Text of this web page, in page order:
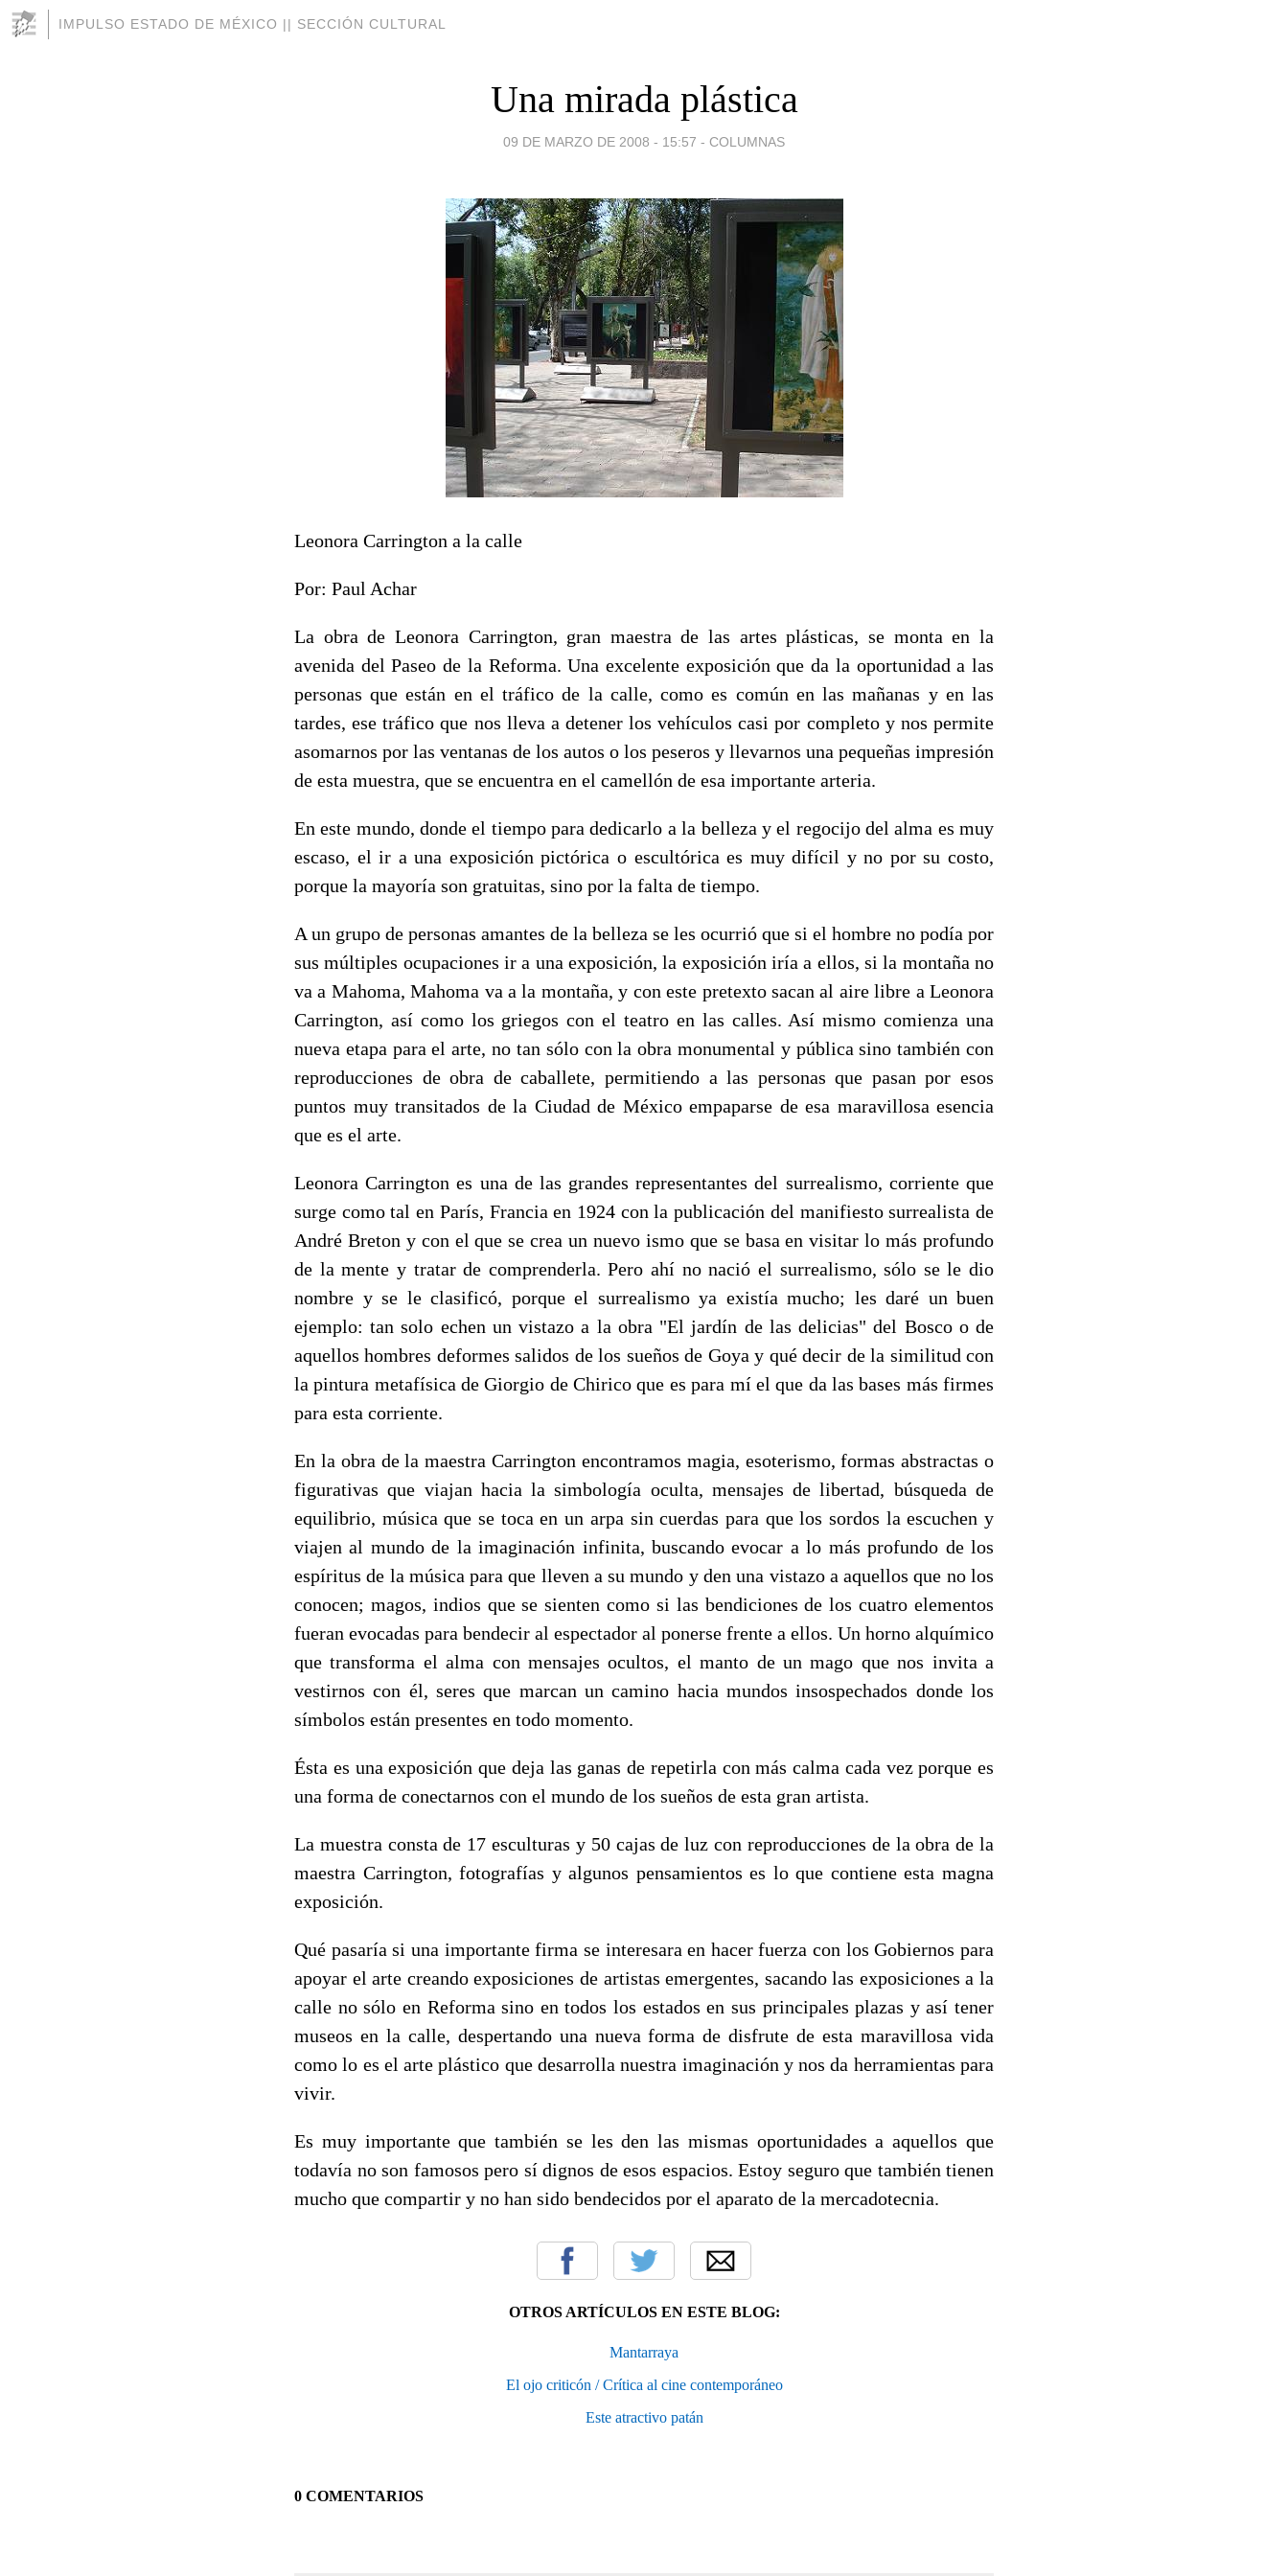
IMPULSO ESTADO DE MÉXICO || SECCIÓN CULTURAL
Una mirada plástica
09 DE MARZO DE 2008 - 15:57 - COLUMNAS
Leonora Carrington a la calle
Por: Paul Achar
La obra de Leonora Carrington, gran maestra de las artes plásticas, se monta en la
avenida del Paseo de la Reforma. Una excelente exposición que da la oportunidad a las
personas que están en el tráfico de la calle, como es común en las mañanas y en las
tardes, ese tráfico que nos lleva a detener los vehículos casi por completo y nos permite
asomarnos por las ventanas de los autos o los peseros y llevarnos una pequeñas impresión
de esta muestra, que se encuentra en el camellón de esa importante arteria.
En este mundo, donde el tiempo para dedicarlo a la belleza y el regocijo del alma es muy
escaso, el ir a una exposición pictórica o escultórica es muy difícil y no por su costo,
porque la mayoría son gratuitas, sino por la falta de tiempo.
A un grupo de personas amantes de la belleza se les ocurrió que si el hombre no podía por
sus múltiples ocupaciones ir a una exposición, la exposición iría a ellos, si la montaña no
va a Mahoma, Mahoma va a la montaña, y con este pretexto sacan al aire libre a Leonora
Carrington, así como los griegos con el teatro en las calles. Así mismo comienza una
nueva etapa para el arte, no tan sólo con la obra monumental y pública sino también con
reproducciones de obra de caballete, permitiendo a las personas que pasan por esos
puntos muy transitados de la Ciudad de México empaparse de esa maravillosa esencia
que es el arte.
Leonora Carrington es una de las grandes representantes del surrealismo, corriente que
surge como tal en París, Francia en 1924 con la publicación del manifiesto surrealista de
André Breton y con el que se crea un nuevo ismo que se basa en visitar lo más profundo
de la mente y tratar de comprenderla. Pero ahí no nació el surrealismo, sólo se le dio
nombre y se le clasificó, porque el surrealismo ya existía mucho; les daré un buen
ejemplo: tan solo echen un vistazo a la obra "El jardín de las delicias" del Bosco o de
aquellos hombres deformes salidos de los sueños de Goya y qué decir de la similitud con
la pintura metafísica de Giorgio de Chirico que es para mí el que da las bases más firmes
para esta corriente.
En la obra de la maestra Carrington encontramos magia, esoterismo, formas abstractas o
figurativas que viajan hacia la simbología oculta, mensajes de libertad, búsqueda de
equilibrio, música que se toca en un arpa sin cuerdas para que los sordos la escuchen y
viajen al mundo de la imaginación infinita, buscando evocar a lo más profundo de los
espíritus de la música para que lleven a su mundo y den una vistazo a aquellos que no los
conocen; magos, indios que se sienten como si las bendiciones de los cuatro elementos
fueran evocadas para bendecir al espectador al ponerse frente a ellos. Un horno alquímico
que transforma el alma con mensajes ocultos, el manto de un mago que nos invita a
vestirnos con él, seres que marcan un camino hacia mundos insospechados donde los
símbolos están presentes en todo momento.
Ésta es una exposición que deja las ganas de repetirla con más calma cada vez porque es
una forma de conectarnos con el mundo de los sueños de esta gran artista.
La muestra consta de 17 esculturas y 50 cajas de luz con reproducciones de la obra de la
maestra Carrington, fotografías y algunos pensamientos es lo que contiene esta magna
exposición.
Qué pasaría si una importante firma se interesara en hacer fuerza con los Gobiernos para
apoyar el arte creando exposiciones de artistas emergentes, sacando las exposiciones a la
calle no sólo en Reforma sino en todos los estados en sus principales plazas y así tener
museos en la calle, despertando una nueva forma de disfrute de esta maravillosa vida
como lo es el arte plástico que desarrolla nuestra imaginación y nos da herramientas para
vivir.
Es muy importante que también se les den las mismas oportunidades a aquellos que
todavía no son famosos pero sí dignos de esos espacios. Estoy seguro que también tienen
mucho que compartir y no han sido bendecidos por el aparato de la mercadotecnia.
OTROS ARTÍCULOS EN ESTE BLOG:
Mantarraya
El ojo criticón / Crítica al cine contemporáneo
Este atractivo patán
0 COMENTARIOS